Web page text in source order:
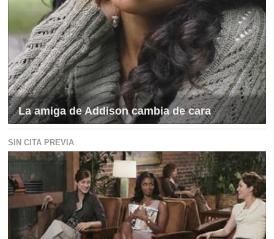
La amiga de Addison cambia de cara
SIN CITA PREVIA